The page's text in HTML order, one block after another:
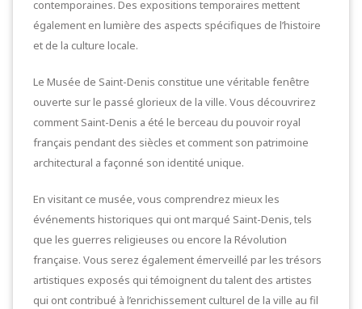
contemporaines. Des expositions temporaires mettent
également en lumière des aspects spécifiques de l’histoire
et de la culture locale.
Le Musée de Saint-Denis constitue une véritable fenêtre
ouverte sur le passé glorieux de la ville. Vous découvrirez
comment Saint-Denis a été le berceau du pouvoir royal
français pendant des siècles et comment son patrimoine
architectural a façonné son identité unique.
En visitant ce musée, vous comprendrez mieux les
événements historiques qui ont marqué Saint-Denis, tels
que les guerres religieuses ou encore la Révolution
française. Vous serez également émerveillé par les trésors
artistiques exposés qui témoignent du talent des artistes
qui ont contribué à l’enrichissement culturel de la ville au fil